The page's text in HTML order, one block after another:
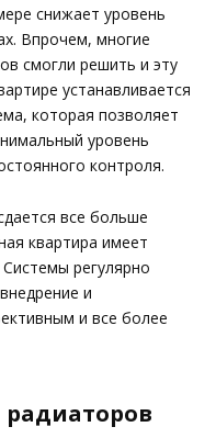
снижает уровень
Впрочем, многие
смогли решить и эту
устанавливается
которая позволяет
уровень
контроля.
все больше
квартира имеет
регулярно
и
и все более